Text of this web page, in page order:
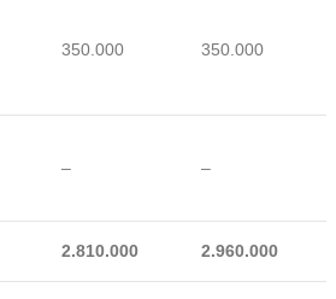
350.000 350.000
– –
2.810.000 2.960.000